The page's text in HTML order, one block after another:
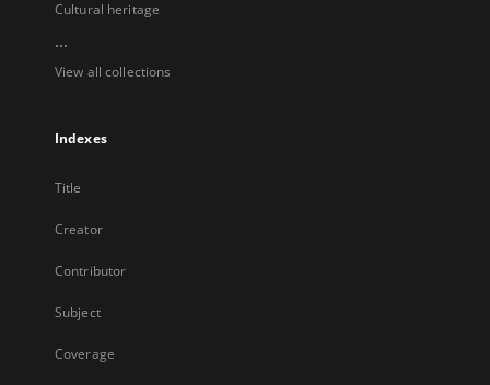
Cultural heritage
...
View all collections
Indexes
Title
Creator
Contributor
Subject
Coverage